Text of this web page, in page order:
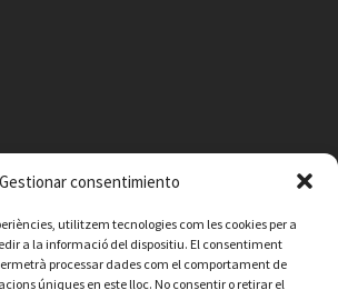
Gestionar consentimiento
utilitzem tecnologies com les cookies per a
a la informació del dispositiu. El consentiment
processar dades com el comportament de
úniques en este lloc. No consentir o retirar el